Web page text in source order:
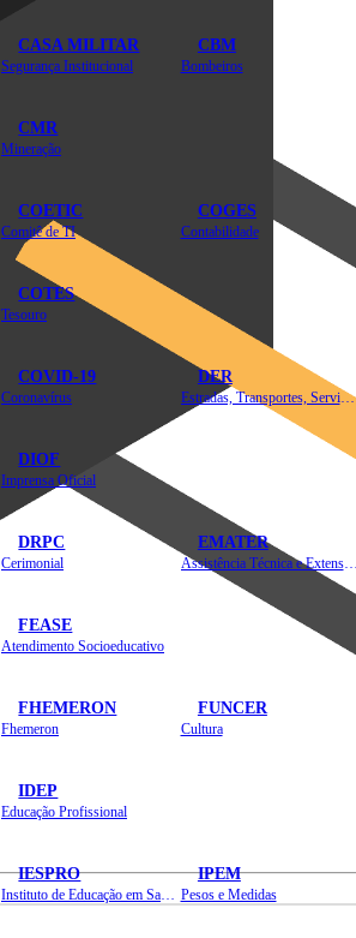
CASA MILITAR
Segurança Institucional
CBM
Bombeiros
CMR
Mineração
COETIC
Comitê de TI
COGES
Contabilidade
COTES
Tesouro
COVID-19
Coronavírus
DER
Estradas, Transportes, Serviços Públicos
DIOF
Imprensa Oficial
DRPC
Cerimonial
EMATER
Assistência Técnica e Extensão Rural
FEASE
Atendimento Socioeducativo
FHEMERON
Fhemeron
FUNCER
Cultura
IDEP
Educação Profissional
IESPRO IPEM
Pesos e Medidas